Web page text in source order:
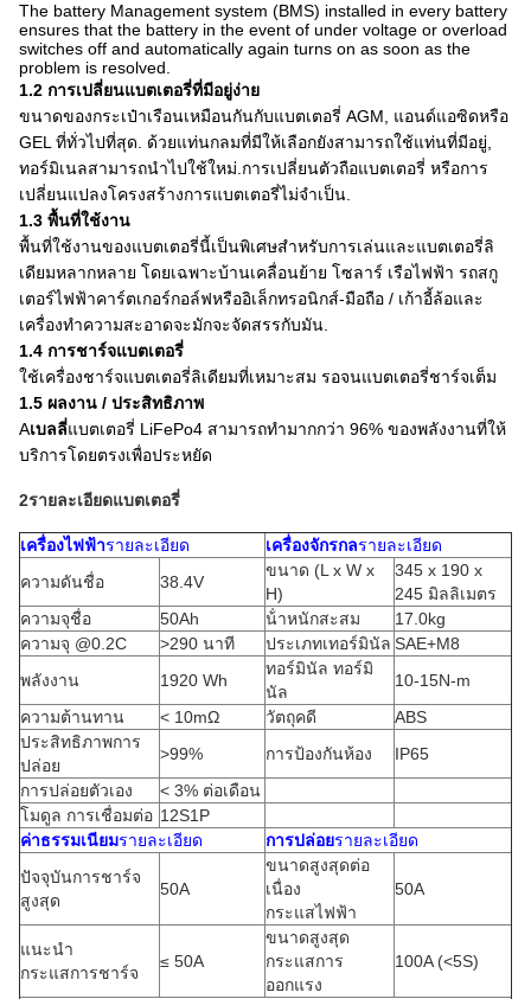
The battery Management system (BMS) installed in every battery
ensures that the battery in the event of under voltage or overload
switches off and automatically again turns on as soon as the
problem is resolved.
1.2 การเปลี่ยนแบตเตอรี่ที่มีอยู่ง่าย
ขนาดของกระเป๋าเรือนเหมือนกันกับแบตเตอรี่ AGM, แอนด์แอซิดหรือ
GEL ที่ทั่วไปที่สุด. ด้วยแท่นกลมที่มีให้เลือกยังสามารถใช้แท่นที่มีอยู่,
ทอร์มิเนลสามารถนําไปใช้ใหม่.การเปลี่ยนตัวถือแบตเตอรี่ หรือการ
เปลี่ยนแปลงโครงสร้างการแบตเตอรี่ไม่จําเป็น.
1.3 พื้นที่ใช้งาน
พื้นที่ใช้งานของแบตเตอรี่นี้เป็นพิเศษสําหรับการเล่นและแบตเตอรี่ลิ
เดียมหลากหลาย โดยเฉพาะบ้านเคลื่อนย้าย โซลาร์ เรือไฟฟ้า รถสกู
เตอร์ไฟฟ้าคาร์ตเกอร์กอล์ฟหรืออิเล็กทรอนิกส์-มือถือ / เก้าอี้ล้อและ
เครื่องทําความสะอาดจะมักจะจัดสรรกับมัน.
1.4 การชาร์จแบตเตอรี่
ใช้เครื่องชาร์จแบตเตอรี่ลิเดียมที่เหมาะสม รอจนแบตเตอรี่ชาร์จเต็ม
1.5 ผลงาน / ประสิทธิภาพ
Aเบลลี่แบตเตอรี่ LiFePo4 สามารถทํามากกว่า 96% ของพลังงานที่ให้
บริการโดยตรงเพื่อประหยัด
2รายละเอียดแบตเตอรี่
เครื่องไฟฟ้ารายละเอียด เครื่องจักรกลรายละเอียด
ความดันชื่อ
38.4V
ขนาด (L x W x
H)
345 x 190 x
245 มิลลิเมตร
ความจุชื่อ
50Ah น้ําหนักสะสม
17.0kg
ความจุ @0.2C
>290 นาที ประเภทเทอร์มินัล SAE+M8
พลังงาน
1920 Wh
ทอร์มินัล ทอร์มิ
นัล
10-15N-m
ความต้านทาน
< 10mΩ วัตถุคดี
ABS
ประสิทธิภาพการ
ปล่อย
>99% การป้องกันห้อง
IP65
การปล่อยตัวเอง
< 3% ต่อเดือน
โมดูล การเชื่อมต่อ 12S1P
ค่าธรรมเนียมรายละเอียด การปล่อยรายละเอียด
ปัจจุบันการชาร์จ
สูงสุด
50A
ขนาดสูงสุดต่อ
เนื่อง
กระแสไฟฟ้า
50A
แนะนํา
กระแสการชาร์จ
≤ 50A
ขนาดสูงสุด
กระแสการ
ออกแรง
100A (<5S)